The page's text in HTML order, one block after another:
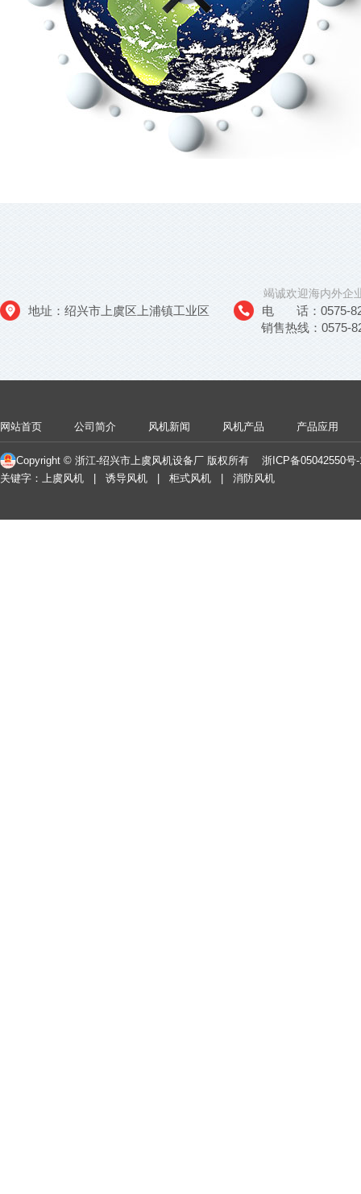
竭诚欢迎海内外企
地址：绍兴市上虞区上浦镇工业区
电 话：0575-
销售热线：0575-
网站首页 公司简介 风机新闻 风机产品 产品应用
Copyright © 浙江-绍兴市上虞风机设备厂 版权所有 浙ICP备05042550号
关键字：上虞风机 | 诱导风机 | 柜式风机 | 消防风机